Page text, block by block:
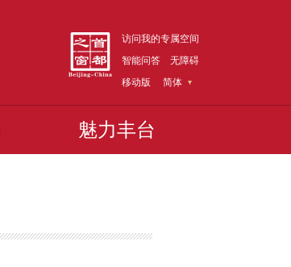
访问我的专属空间
智能问答
无障碍
移动版
简体
魅力丰台